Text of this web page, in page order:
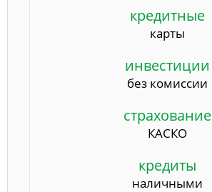
кредитные
карты
инвестиции
без комиссии
страхование
КАСКО
кредиты
наличными